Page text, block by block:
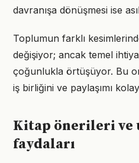
davranışa dönüşmesi ise
Toplumun farklı
değişiyor; ancak temel
çoğunlukla örtüşüyor. Bu
iş birliğini ve paylaşımı
Kitap önerileri ve
faydaları